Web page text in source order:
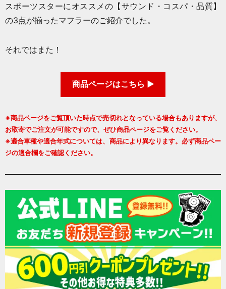
スポーツスターにオススメの【サウンド・コスパ・品質】
の3点が揃ったマフラーのご紹介でした。
それではまた！
商品ページはこちら ▶
※商品ページをご覧頂いた時点で売切れとなっている場合もありますが、
お取寄でご注文が可能ですので、ぜひ商品ページをご覧ください。
※適合車種や適合年式については、商品により異なります。必ず商品ペー
ジの適合欄をご確認ください。